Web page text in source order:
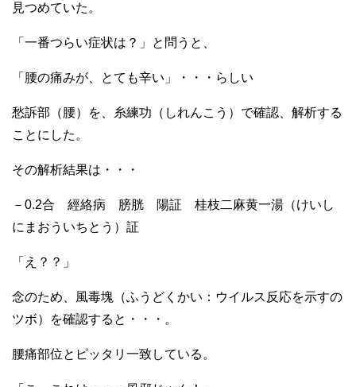
見つめていた。
「一番つらい症状は？」と問うと、
「腰の痛みが、とても辛い」・・・らしい
愁訴部（腰）を、糸練功（しれんこう）で確認、解析する
ことにした。
その解析結果は・・・
－0.2合 經絡病 膀胱 陽証 桂枝二麻黄一湯（けいし
にまおういちとう）証
「え？？」
念のため、風毒塊（ふうどくかい：ウイルス反応を示すの
ツボ）を確認すると・・・。
腰痛部位とピッタリ一致している。